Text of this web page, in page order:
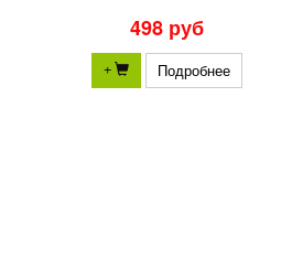
498 руб
+ Подробнее